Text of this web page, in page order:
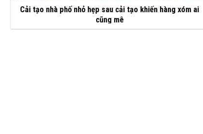
Cải tạo nhà phố nhỏ hẹp sau cải tạo khiến hàng xóm ai
cũng mê